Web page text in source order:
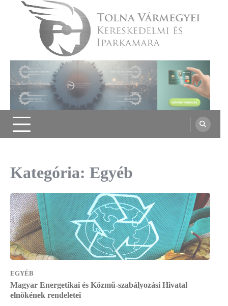
Tolna Vármegyei Kereskedelmi és
Iparkamara
Kategória: Egyéb
EGYÉB
Magyar Energetikai és Közmű-szabályozási Hivatal
elnökének rendeletei